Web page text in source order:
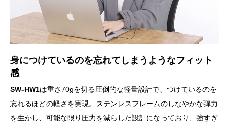
身につけているのを忘れてしまうようなフィット
感
SW-HW1は重さ70gを切る圧倒的な軽量設計で、つけているのを
忘れるほどの軽さを実現。ステンレスフレームのしなやかな弾力
を生かし、可能な限り圧力を減らした設計になっており、強すぎ